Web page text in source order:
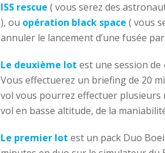
ISS rescue ( vous serez des
), ou opération black space ( vous
annuler le lancement d’une fusée
Le deuxième lot est une session
Vous effectuerez un briefing de 20
vol vous pourrez effectuer plusieurs
vol en basse altitude, de la
Le premier lot est un pack Duo